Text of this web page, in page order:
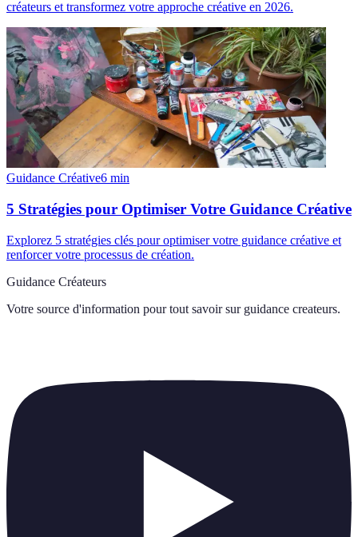
créateurs et transformez votre approche créative en 2026.
Guidance Créative6 min
5 Stratégies pour Optimiser Votre Guidance Créative
Explorez 5 stratégies clés pour optimiser votre guidance créative et
renforcer votre processus de création.
Guidance Créateurs
Votre source d'information pour tout savoir sur guidance createurs.